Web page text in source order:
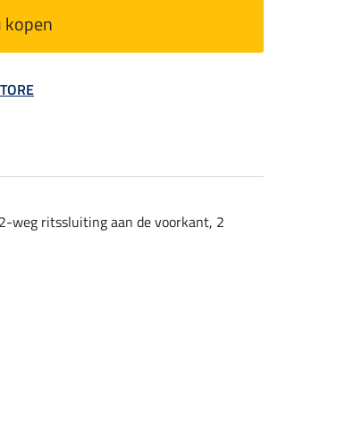
kopen
weg ritssluiting aan de voorkant, 2